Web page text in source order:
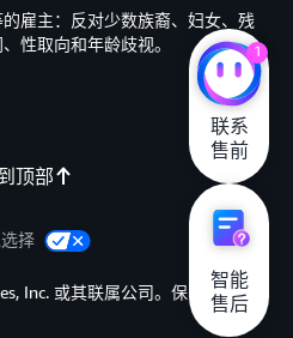
顶部
雇主：反对少数族裔、妇女、残
性取向和年龄歧视。
择
Inc. 或其联属公司。保留所有权
1
联系
售前
智能
售后